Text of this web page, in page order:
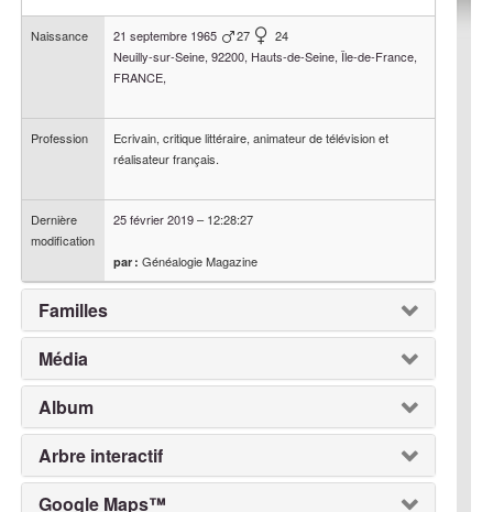
Naissance 21 septembre 1965 27
24
Neuilly-sur-Seine, 92200, Hauts-de-Seine, Île-de-France,
FRANCE,
Profession
Ecrivain, critique littéraire, animateur de télévision et
réalisateur français.
Dernière
modification
25 février 2019– 12:28:27
par : Généalogie Magazine
Familles
Média
Album
Arbre interactif
Google Maps™